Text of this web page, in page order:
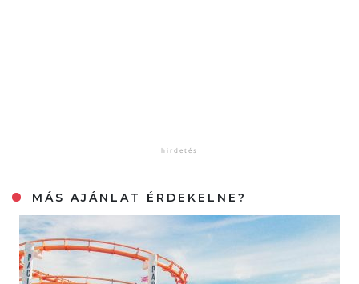
MÁS AJÁNLAT ÉRDEKELNE?